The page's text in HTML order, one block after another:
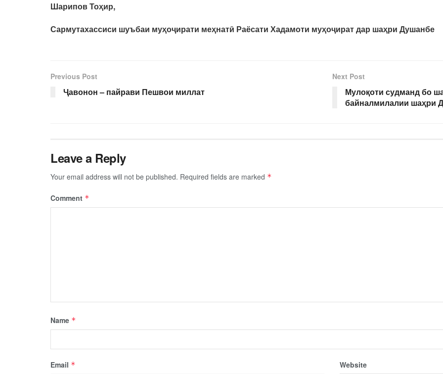
Шарипов Тоҳир,
Сармутахассиси шуъбаи муҳоҷирати меҳнатӣ Раёсати Хадамоти муҳоҷират дар шаҳри Душанбе
Previous Post
Ҷавонон – пайрави Пешвои миллат
Next Post
Мулоқоти судманд бо
байналмилалии шаҳри
Leave a Reply
Your email address will not be published. Required fields are marked *
Comment *
Name *
Email * Website